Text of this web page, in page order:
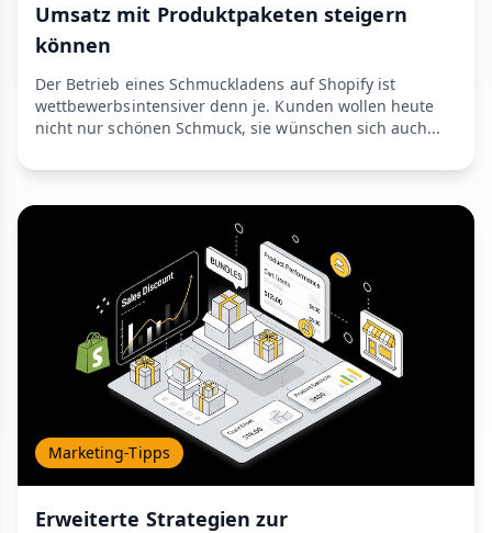
Umsatz mit Produktpaketen steigern
können
Der Betrieb eines Schmuckladens auf Shopify ist
wettbewerbsintensiver denn je. Kunden wollen heute
nicht nur schönen Schmuck, sie wünschen sich auch...
Marketing-Tipps
Erweiterte Strategien zur